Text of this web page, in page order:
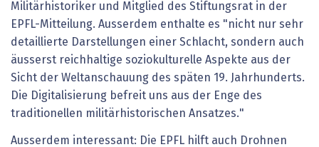
Militärhistoriker und Mitglied des Stiftungsrat in der
EPFL-Mitteilung. Ausserdem enthalte es "nicht nur sehr
detaillierte Darstellungen einer Schlacht, sondern auch
äusserst reichhaltige soziokulturelle Aspekte aus der
Sicht der Weltanschauung des späten 19. Jahrhunderts.
Die Digitalisierung befreit uns aus der Enge des
traditionellen militärhistorischen Ansatzes."
Ausserdem interessant: Die EPFL hilft auch Drohnen